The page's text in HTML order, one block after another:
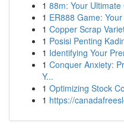
1 88m: Your
1 ER888 Game:
1 Copper Scrap
1 Posisi Penting
1 Identifying Your
1 Conquer Anxiety:
Y...
1 Optimizing Stock
1 https://